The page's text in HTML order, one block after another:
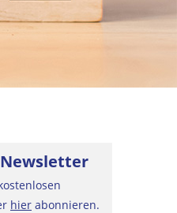
hier abonnieren.